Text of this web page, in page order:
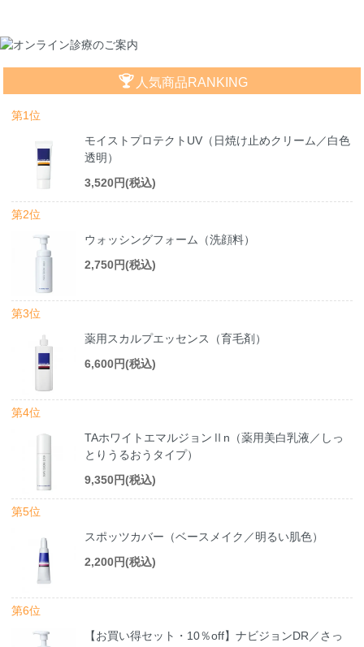
人気商品RANKING
第1位
モイストプロテクトUV（日焼け止めクリーム／白色
透明）
3,520円(税込)
第2位
ウォッシングフォーム（洗顔料）
2,750円(税込)
第3位
薬用スカルプエッセンス（育毛剤）
6,600円(税込)
第4位
TAホワイトエマルジョンⅡn（薬用美白乳液／しっ
とりうるおうタイプ）
9,350円(税込)
第5位
スポッツカバー（ベースメイク／明るい肌色）
2,200円(税込)
第6位
【お買い得セット・10％off】ナビジョンDR／さっ